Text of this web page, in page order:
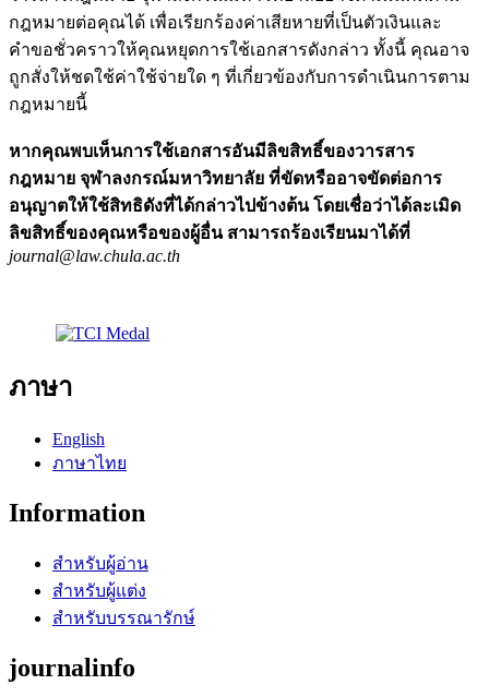
กฎหมายต่อคุณได้ เพื่อเรียกร้องค่าเสียหายที่เป็นตัวเงินและ
คำขอชั่วคราวให้คุณหยุดการใช้เอกสารดังกล่าว ทั้งนี้ คุณอาจ
ถูกสั่งให้ชดใช้ค่าใช้จ่ายใด ๆ ที่เกี่ยวข้องกับการดำเนินการตาม
กฎหมายนี้
หากคุณพบเห็นการใช้เอกสารอันมีลิขสิทธิ์ของวารสาร
กฎหมาย จุฬาลงกรณ์มหาวิทยาลัย ที่ขัดหรืออาจขัดต่อการ
อนุญาตให้ใช้สิทธิดังที่ได้กล่าวไปข้างต้น โดยเชื่อว่าได้ละเมิด
ลิขสิทธิ์ของคุณหรือของผู้อื่น สามารถร้องเรียนมาได้ที่
journal@law.chula.ac.th
ภาษา
English
ภาษาไทย
Information
สำหรับผู้อ่าน
สำหรับผู้แต่ง
สำหรับบรรณารักษ์
journalinfo